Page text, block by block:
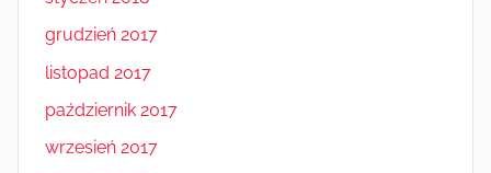
grudzień 2017
listopad 2017
październik 2017
wrzesień 2017